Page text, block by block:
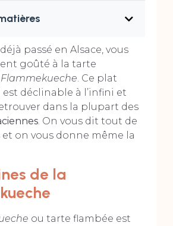
passé en Alsace, vous
goûté à la tarte
Flammekueche. Ce plat
déclinable à l’infini et
dans la plupart des
. On vous dit tout de
et on vous donne même la
de la
ou tarte flambée est